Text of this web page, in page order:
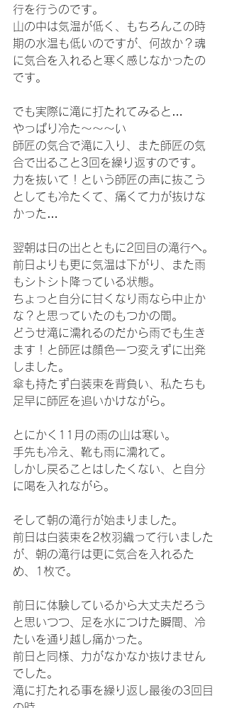
行を行うのです。
山の中は気温が低く、もちろんこの時
期の水温も低いのですが、何故か？魂
に気合を入れると寒く感じなかったの
です。
でも実際に滝に打たれてみると…
やっぱり冷た～～～い
師匠の気合で滝に入り、また師匠の気
合で出ること3回を繰り返すのです。
力を抜いて！という師匠の声に抜こう
としても冷たくて、痛くて力が抜けな
かった…
翌朝は日の出とともに2回目の滝行へ。
前日よりも更に気温は下がり、また雨
もシトシト降っている状態。
ちょっと自分に甘くなり雨なら中止か
な？と思っていたのもつかの間。
どうせ滝に濡れるのだから雨でも生き
ます！と師匠は顔色一つ変えずに出発
しました。
傘も持たず白装束を背負い、私たちも
足早に師匠を追いかけながら。
とにかく11月の雨の山は寒い。
手先も冷え、靴も雨に濡れて。
しかし戻ることはしたくない、と自分
に喝を入れながら。
そして朝の滝行が始まりました。
前日は白装束を2枚羽織って行いました
が、朝の滝行は更に気合を入れるた
め、1枚で。
前日に体験しているから大丈夫だろう
と思いつつ、足を水につけた瞬間、冷
たいを通り越し痛かった。
前日と同様、力がなかなか抜けません
でした。
滝に打たれる事を繰り返し最後の3回目